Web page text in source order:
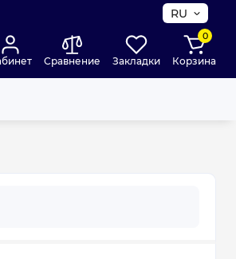
RU
Сравнение Закладки
0
Корзина